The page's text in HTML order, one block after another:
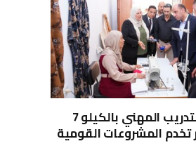
تطوير مركز التدريب المهني بالكيلو 7
تخدم المشروعات القومية